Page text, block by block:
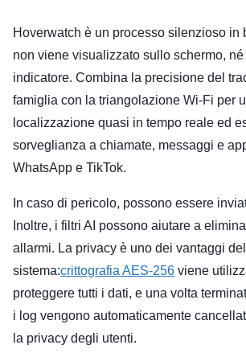
Hoverwatch è un processo silenzioso in
non viene visualizzato sullo schermo,
indicatore. Combina la precisione del
famiglia con la triangolazione Wi-Fi per
localizzazione quasi in tempo reale ed
sorveglianza a chiamate, messaggi e
WhatsApp e TikTok.
In caso di pericolo, possono essere
Inoltre, i filtri AI possono aiutare a
allarmi. La privacy è uno dei vantaggi del
sistema:crittografia AES-256 viene
proteggere tutti i dati, e una volta
i log vengono automaticamente
la privacy degli utenti.